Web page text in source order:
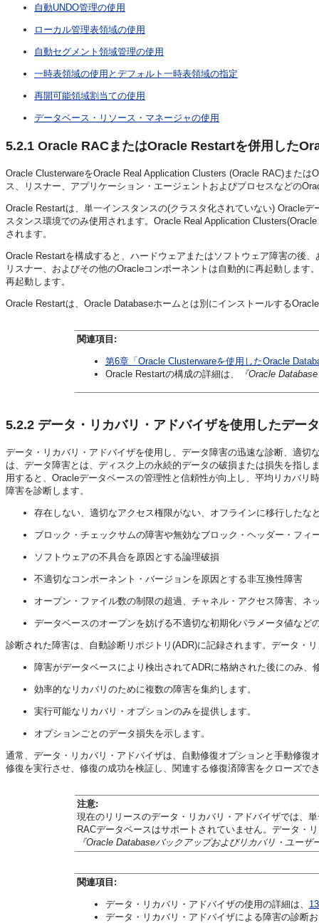
自動UNDO管理の使用
ローカル管理表領域の使用
自動セグメント領域管理の使用
一時表領域の使用とデフォルト一時表領域の指定
再開可能領域割当ての使用
データベース・リソース・マネージャの使用
5.2.1 Oracle RACまたはOracle Restartを併用した
Oracle ClusterwareをOracle Real Application Clusters (Oracle RAC)また
ス、リスナー、アプリケーション・エージェントおよびプロセスなどの
Oracle Restartは、単一インスタンスの(クラスタ化されていない) Oracle
スタンス環境でのみ使用されます。Oracle Real Application
されます。
Oracle Restartを構成すると、ハードウェアまたはソフトウェア障害の後
リスナー、およびその他のOracleコンポーネントは自動的に再起動しま
再起動します。
Oracle Restartは、Oracle Databaseホームとは別にインストールする
関連項目:
第6章「Oracle Clusterwareを使用したOracle
Oracle Restartの構成の詳細は、
『Oracle
5.2.2 データ・リカバリ・アドバイザを使用したデー
データ・リカバリ・アドバイザを使用し、データ障害の迅速な診断、適
は、データ障害とは、ディスク上の永続的データの破損または損失を指
用すると、Oracleデータベースの管理性と信頼性が向上し、平均リカバ
障害を診断します。
存在しない、適切なアクセス権限がない、オフラインに移行したな
ブロック・チェックサムの障害や無効なブロック・ヘッダー・フィ
ソフトウェアの不具合を原因とする論理破損
不適切なコンポーネント・バージョンを原因とする非互換性障害
オープン・ファイル数の制限の超過、チャネル・アクセス障害、ネ
データベースのオープンを妨げる不適切な初期化パラメータ値など
診断された障害は、自動診断リポジトリ(ADR)に記録されます。データ・
障害がデータベースにより検出されてADRに格納された後にのみ
効率的なリカバリのために複数の障害を集約します。
実行可能なリカバリ・オプションのみを提供します。
オプションごとのデータ損失を示します。
通常、データ・リカバリ・アドバイザは、自動修復オプションと手動修
修復を実行させ、修復の成功を検証し、関連する修復済障害をクローズで
注意:
現在のリリースのデータ・リカバリ・アドバイザでは、
RACデータベースはサポートされていません。データ・
『Oracle Databaseバックアップおよびリカバリ・ユーザ
関連項目:
データ・リカバリ・アドバイザの使用の詳細は、
データ・リカバリ・アドバイザによる障害の診断